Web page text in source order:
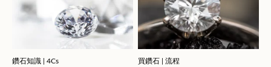
鑽石知識 | 4Cs 買鑽石 | 流程